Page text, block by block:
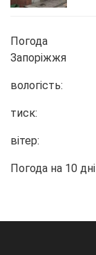
Погода
Запоріжжя
вологість:
тиск:
вітер:
Погода на 10